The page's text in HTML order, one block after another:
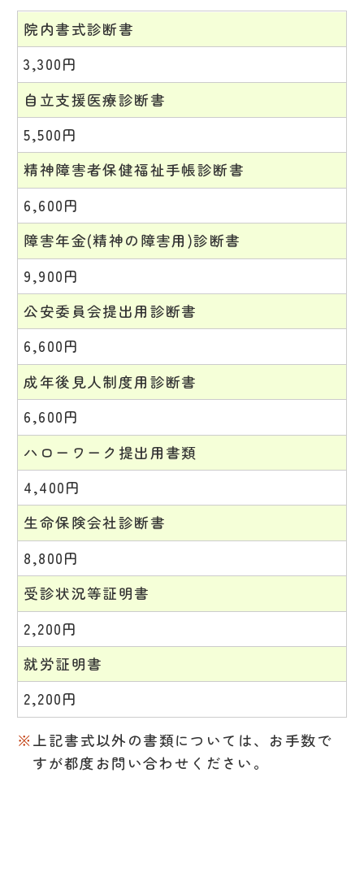
院内書式診断書
3,300円
自立支援医療診断書
5,500円
精神障害者保健福祉手帳診断書
6,600円
障害年金(精神の障害用)診断書
9,900円
公安委員会提出用診断書
6,600円
成年後見人制度用診断書
6,600円
ハローワーク提出用書類
4,400円
生命保険会社診断書
8,800円
受診状況等証明書
2,200円
就労証明書
2,200円
上記書式以外の書類については、お手数で
すが都度お問い合わせください。